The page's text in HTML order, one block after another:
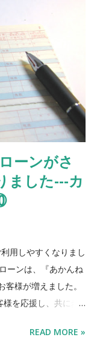
側電動スライド！
６万キロ！ 8 ピク
もたっぷり！商用
NEW‼ 軽商用バ
サン 黒 H29、ナ
ホンダ 銀 希少な8
ズキ 薄青 車椅子仕
アが便利！ 13 N-
やすい値段！ 14 エ
！ 15 タント ダイ
！ 16 デミオ マツダ
動車） 17 N-BOX ホ
検付！ 18 トッポ
万キロ！ 先行案内
の人気Ｎシリー
ーンがさ
ました---カ
用しやすくなりまし
ーンは、『あかんね
客様が増えました。
様を応援し、共に歩
な方にも安心して中
READ MORE »